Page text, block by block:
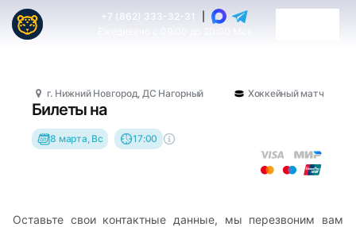
+7 (862) 333-32-31
г. Нижний Новгород, ДС Нагорный Хоккейный матч
Билеты на
8 марта, Вс 17:00
Оставьте свои контактные данные, мы перезвоним вам